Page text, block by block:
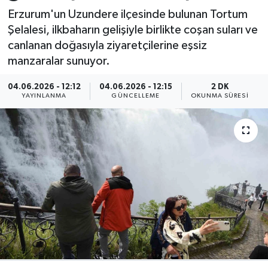
Erzurum'un Uzundere ilçesinde bulunan Tortum
Şelalesi, ilkbaharın gelişiyle birlikte coşan suları ve
canlanan doğasıyla ziyaretçilerine eşsiz
manzaralar sunuyor.
04.06.2026 - 12:12
YAYINLANMA
04.06.2026 - 12:15
GÜNCELLEME
2 DK
OKUNMA SÜRESI
Advertising news
Canlı Maç
ÇEVRE
Dış Haberler
Dünya
EĞİTİM
EKONOMİ
Son Dakika Haberleri
Haber Arşivi